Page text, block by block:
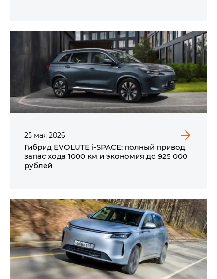
25 мая 2026
Гибрид EVOLUTE i‑SPACE: полный привод,
запас хода 1000 км и экономия до 925 000
рублей